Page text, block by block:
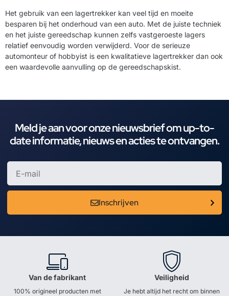
Het gebruik van een lagertrekker kan veel tijd en moeite
besparen bij het onderhoud van een auto. Met de juiste techniek
en het juiste gereedschap kunnen zelfs vastgeroeste lagers
relatief eenvoudig worden verwijderd. Voor de serieuze
automonteur of hobbyist is een kwalitatieve lagertrekker dan ook
een waardevolle aanvulling op de gereedschapskist.
Meld je aan voor onze nieuwsbrief om up-to-
date informatie, nieuws en acties te ontvangen.
Inschrijven
Van de fabrikant
100% origineel producten met
Veiligheid
Je hebt altijd het recht om binnen